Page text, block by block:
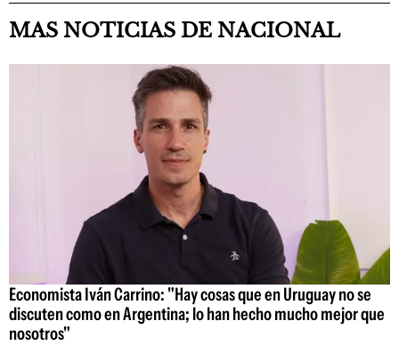
MAS NOTICIAS DE NACIONAL
Economista Iván Carrino: "Hay cosas que en Uruguay no se
discuten como en Argentina; lo han hecho mucho mejor que
nosotros"